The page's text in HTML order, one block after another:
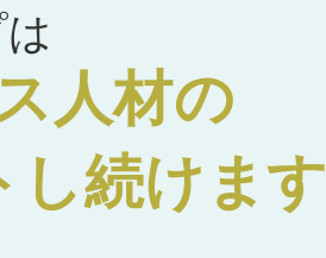
人材の
し続けます